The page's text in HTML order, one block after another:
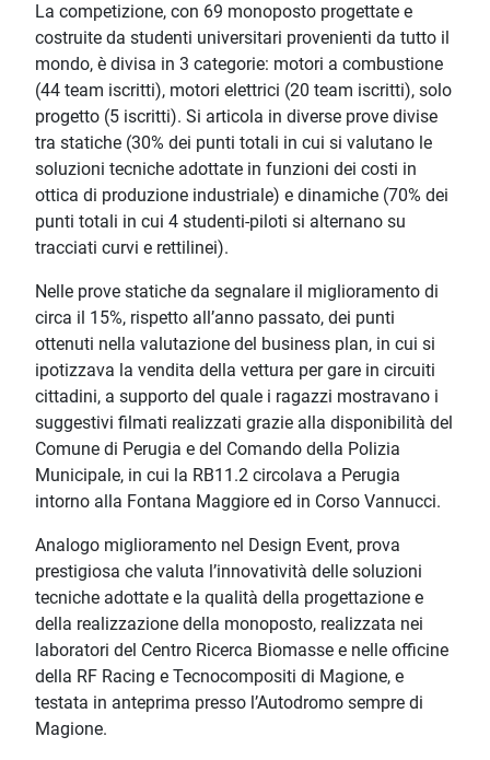
La competizione, con 69 monoposto progettate e
costruite da studenti universitari provenienti da tutto il
mondo, è divisa in 3 categorie: motori a combustione
(44 team iscritti), motori elettrici (20 team iscritti), solo
progetto (5 iscritti). Si articola in diverse prove divise
tra statiche (30% dei punti totali in cui si valutano le
soluzioni tecniche adottate in funzioni dei costi in
ottica di produzione industriale) e dinamiche (70% dei
punti totali in cui 4 studenti-piloti si alternano su
tracciati curvi e rettilinei).
Nelle prove statiche da segnalare il miglioramento di
circa il 15%, rispetto all’anno passato, dei punti
ottenuti nella valutazione del business plan, in cui si
ipotizzava la vendita della vettura per gare in circuiti
cittadini, a supporto del quale i ragazzi mostravano i
suggestivi filmati realizzati grazie alla disponibilità del
Comune di Perugia e del Comando della Polizia
Municipale, in cui la RB11.2 circolava a Perugia
intorno alla Fontana Maggiore ed in Corso Vannucci.
Analogo miglioramento nel Design Event, prova
prestigiosa che valuta l’innovatività delle soluzioni
tecniche adottate e la qualità della progettazione e
della realizzazione della monoposto, realizzata nei
laboratori del Centro Ricerca Biomasse e nelle officine
della RF Racing e Tecnocompositi di Magione, e
testata in anteprima presso l’Autodromo sempre di
Magione.